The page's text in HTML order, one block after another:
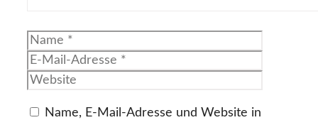
Name
Name, E-Mail-Adresse und Website in